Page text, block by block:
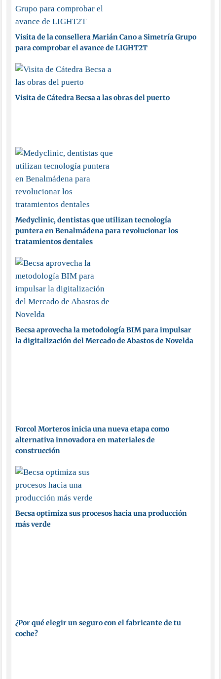
Visita de la consellera Marián Cano a Simetría Grupo
para comprobar el avance de LIGHT2T
Visita de Cátedra Becsa a las obras del puerto
Medyclinic, dentistas que utilizan tecnología
puntera en Benalmádena para revolucionar los
tratamientos dentales
Becsa aprovecha la metodología BIM para impulsar
la digitalización del Mercado de Abastos de Novelda
Forcol Morteros inicia una nueva etapa como
alternativa innovadora en materiales de
construcción
Becsa optimiza sus procesos hacia una producción
más verde
¿Por qué elegir un seguro con el fabricante de tu
coche?